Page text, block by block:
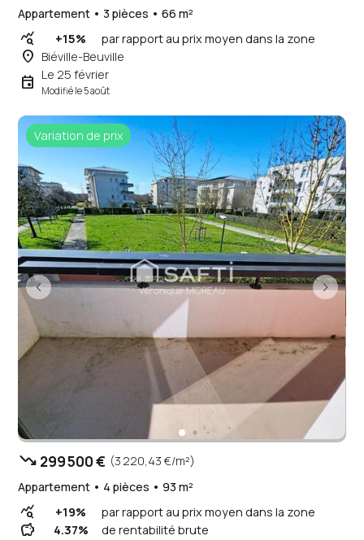
Appartement • 3 pièces • 66 m²
query_stats +15% par rapport au prix moyen dans la zone
place Biéville-Beuville
event Le 25 février
Modifié le 5 août
Variation de prix
trending_down 299 500 € (3 220,43 €/m²)
Appartement • 4 pièces • 93 m²
query_stats +19% par rapport au prix moyen dans la zone
savings 4.37% de rentabilité brute